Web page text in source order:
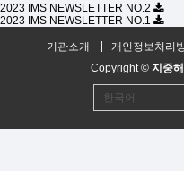
2023 IMS NEWSLETTER NO.2
2023 IMS NEWSLETTER NO.1
기관소개 개인정보처리
Copyright © 지중